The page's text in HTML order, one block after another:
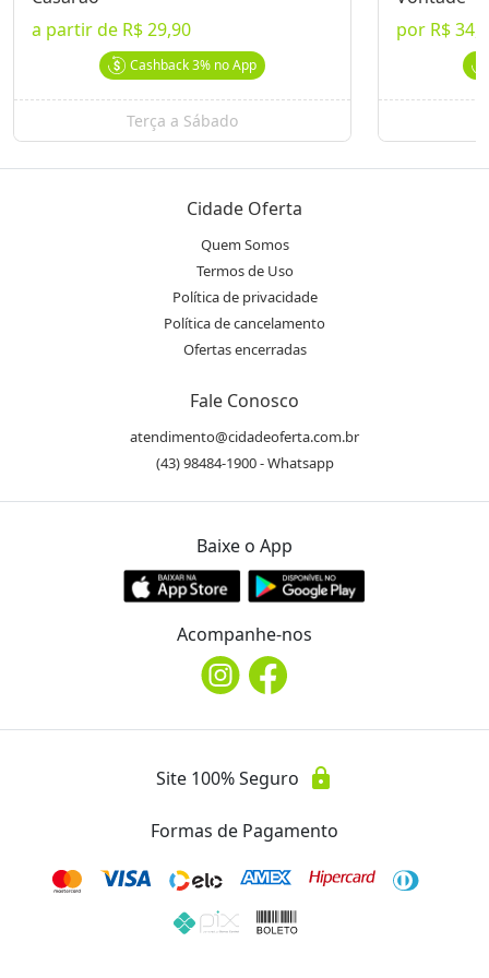
location_on
Endereço
Av. Maringá, 899 - Vitória - Londrina, PR
phone
Telefone
@ocasaraolondrina
Essa oferta ainda não possui avaliações.
a partir de R$ 29,90
Cashback3%no App
Terça a Sábado
por R$
Cidade Oferta
Quem Somos
Termos de Uso
Política de privacidade
Política de cancelamento
Ofertas encerradas
Fale Conosco
atendimento@cidadeoferta.com.br
(43) 98484-1900 - Whatsapp
Baixe o App
Acompanhe-nos
Site 100% Seguro lock
Formas de Pagamento